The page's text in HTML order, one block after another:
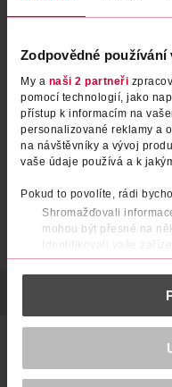
Zodpovědné používání
My a naši 2 partneři
pomocí technologií, jako
přístup k informacím na
personalizované reklamy a
na návštěvníky a vývoj
vaše údaje používá a k
Pokud to povolíte, rádi
Shromažďovali
mohou být přesné na
Identifikovali vaše
konkrétní
Zjistěte více o tom, jak
části s
K provozu stránek,
médií, analýze
Více najdete vprohlášení o
Slim Extreme 4D
Eveline 250
199
DO KOŠÍKU
ultrazvukovým účinkem
pokročilý produkt pro
zpevňující terapii